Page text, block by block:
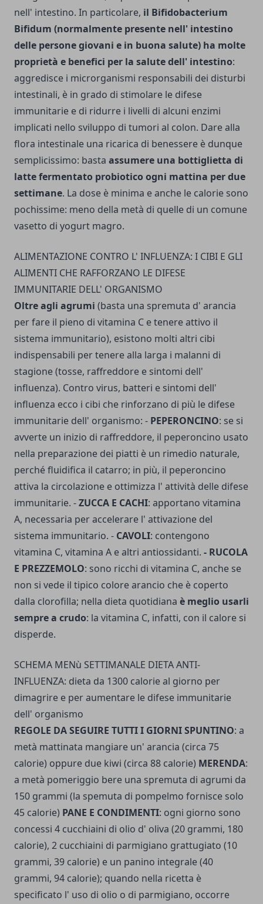
nell' intestino. In particolare, il Bifidobacterium
Bifidum (normalmente presente nell' inte­stino
delle persone giovani e in buona salute) ha molte
proprietà e benefici per la salute dell' intestino:
aggredisce i microrga­nismi responsabili dei disturbi
intestinali, è in grado di stimolare le difese
immunitarie e di ridurre i livelli di alcuni enzimi
implicati nello svi­luppo di tumori al colon. Dare alla
flora intestinale una ricarica di benessere è dunque
semplicissimo: basta assumere una bottiglietta di
latte fermentato probiotico ogni mattina per due
settimane. La dose è minima e anche le calorie sono
pochissime: meno della metà di quelle di un comune
vasetto di yogurt magro.
ALIMENTAZIONE CONTRO L' INFLUENZA: I CIBI E GLI
ALIMENTI CHE RAFFORZANO LE DIFESE
IMMUNITARIE DELL' ORGANISMO
Oltre agli agrumi (basta una spremuta d' arancia
per fare il pieno di vitamina C e tenere attivo il
sistema immunitario), esistono molti altri cibi
indispensabili per tenere alla larga i malanni di
stagione (tosse, raffreddore e sintomi dell'
influenza). Contro virus, batteri e sintomi dell'
influenza ecco i cibi che rinforzano di più le difese
immunitarie dell' organismo: - PEPERONCINO: se si
avverte un inizio di raffreddore, il peperoncino usato
nella preparazione dei piatti è un rimedio naturale,
perché fluidifica il catarro; in più, il peperoncino
attiva la circolazione e ottimizza l' attività delle difese
immunitarie. -ZUCCA E CACHI: apportano vitamina
A, necessaria per ac­celerare l' attivazione del
sistema immunitario. - CAVOLI: contengono
vitamina C, vitamina A e altri an­tiossidanti. - RUCOLA
E PREZZEMOLO: sono ricchi di vitamina C, anche se
non si vede il tipico colore arancio che è coperto
dalla clorofilla; nella dieta quotidiana è meglio usarli
sempre a crudo: la vitamina C, infatti, con il calore si
disperde.
SCHEMA MENù SETTIMANALE DIETA ANTI-
INFLUENZA: dieta da 1300 calorie al giorno per
dimagrire e per aumentare le difese immunitarie
dell' organismo
REGOLE DA SEGUIRE TUTTI I GIORNI SPUNTINO: a
metà mattinata mangiare un' arancia (circa 75
calorie) oppure due kiwi (circa 88 calorie) MERENDA:
a metà pomeriggio bere una spremuta di agrumi da
150 grammi (la spemuta di pompelmo fornisce solo
45 calorie) PANE E CONDIMENTI: ogni giorno sono
concessi 4 cucchiaini di olio d' oliva (20 grammi, 180
calorie), 2 cucchiaini di parmigiano grattugiato (10
grammi, 39 calorie) e un panino integrale (40
grammi, 94 calorie); quando nella ricetta è
specificato l' uso di olio o di parmigiano, occorre